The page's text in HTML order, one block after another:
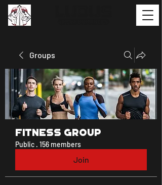
Groups
Fitness Group
Public · 156 members
Join